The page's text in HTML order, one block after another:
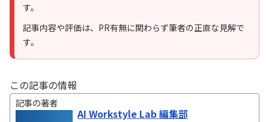
す。
記事内容や評価は、PR有無に関わらず筆者の正直な見解で
す。
この記事の情報
記事の著者
AI Workstyle Lab 編集部